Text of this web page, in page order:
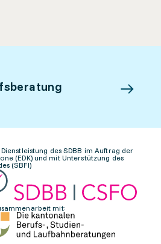
des SDBB im Auftrag der
(EDK) und mit Unterstützung des
(SBFI)
mit: